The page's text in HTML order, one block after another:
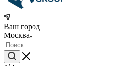
Ваш город
Москва